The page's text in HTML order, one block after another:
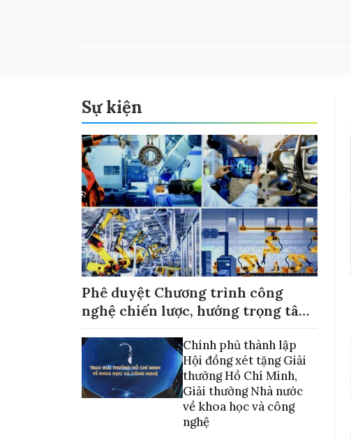
Sự kiện
Phê duyệt Chương trình công
nghệ chiến lược, hướng trọng tâm
Chính phủ thành lập
Hội đồng xét tặng Giải
thưởng Hồ Chí Minh,
Giải thưởng Nhà nước
về khoa học và công
nghệ